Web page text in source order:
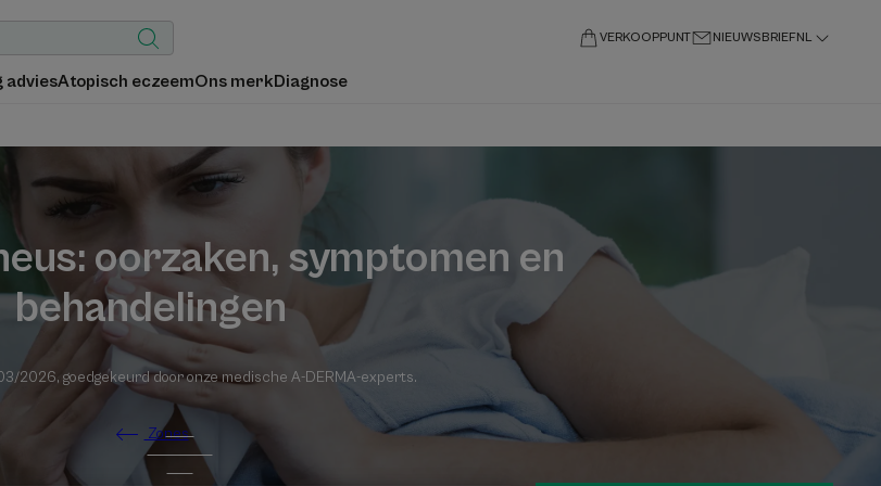
VERKOOPPUNT NIEUWSBRIEFNL
adviesAtopisch eczeemOns merkDiagnose
oorzaken, symptomen en
behandelingen
2026, goedgekeurd dooronze medische A-DERMA-experts.
Zones